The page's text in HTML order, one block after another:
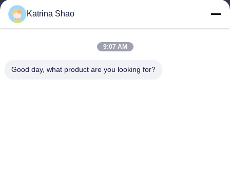
メール
Katrina Shao
9:07 AM
Good day, what product are you looking for?